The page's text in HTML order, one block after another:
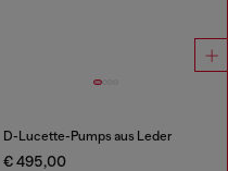
D-Lucette-Pumps aus Leder
€ 495,00